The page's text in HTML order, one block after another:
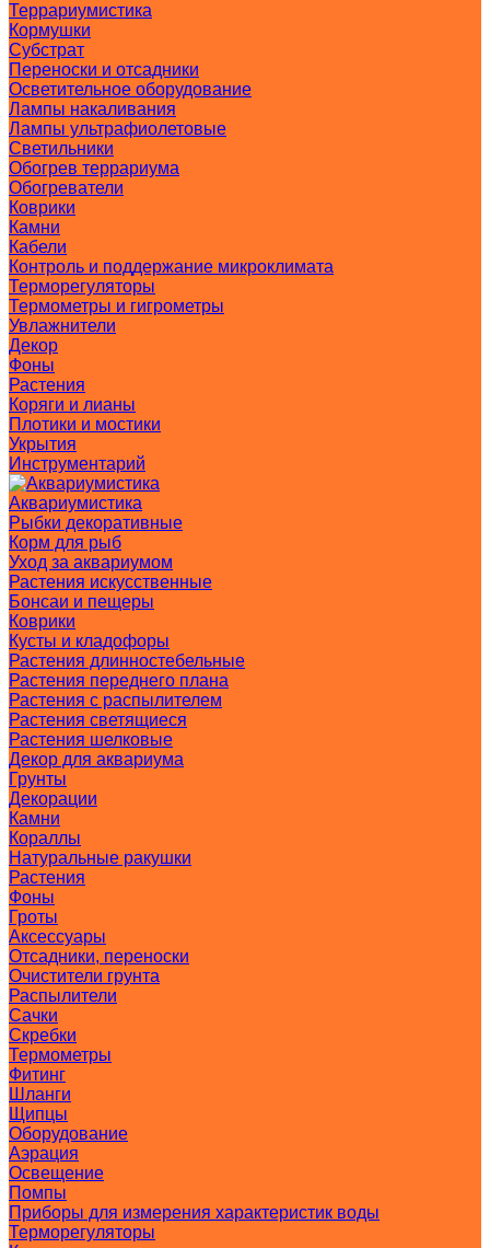
Террариумистика
Кормушки
Субстрат
Переноски и отсадники
Осветительное оборудование
Лампы накаливания
Лампы ультрафиолетовые
Светильники
Обогрев террариума
Обогреватели
Коврики
Камни
Кабели
Контроль и поддержание микроклимата
Терморегуляторы
Термометры и гигрометры
Увлажнители
Декор
Фоны
Растения
Коряги и лианы
Плотики и мостики
Укрытия
Инструментарий
Аквариумистика
Рыбки декоративные
Корм для рыб
Уход за аквариумом
Растения искусственные
Бонсаи и пещеры
Коврики
Кусты и кладофоры
Растения длинностебельные
Растения переднего плана
Растения с распылителем
Растения светящиеся
Растения шелковые
Декор для аквариума
Грунты
Декорации
Камни
Кораллы
Натуральные ракушки
Растения
Фоны
Гроты
Аксессуары
Отсадники, переноски
Очистители грунта
Распылители
Сачки
Скребки
Термометры
Фитинг
Шланги
Щипцы
Оборудование
Аэрация
Освещение
Помпы
Приборы для измерения характеристик воды
Терморегуляторы